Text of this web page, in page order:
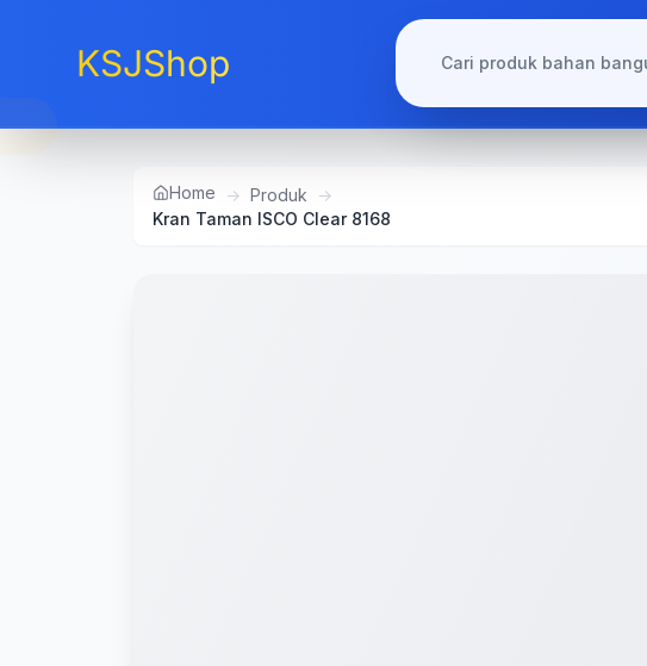
KSJShop
Home → Produk
→
Kran Taman ISCO Clear 8168